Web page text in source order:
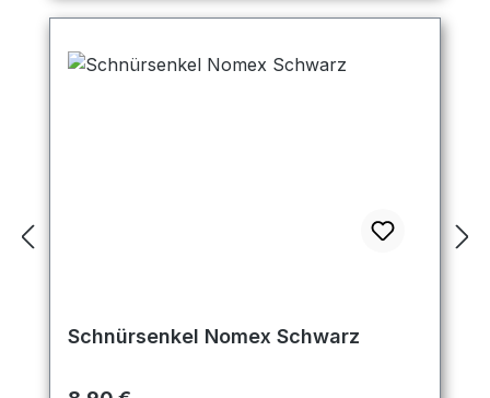
Schnürsenkel Nomex Schwarz